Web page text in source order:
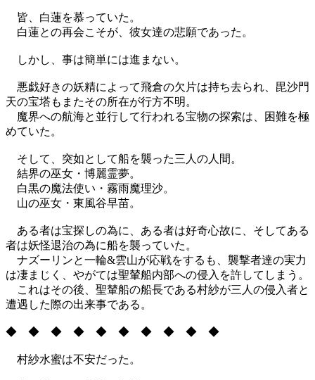
皆、白蓮を慕っていた。
白蓮との再会こそが、彼女達の悲願であった。
しかし、事は簡単には進まない。
悪戯好きの妖精によって飛倉の欠片は持ち去られ、毘沙門
天の宝塔もまたその所在が行方不明。
魔界への航海と並行して行われる宝物の探索は、困難を極
めていた。
そして、突如として船を襲った三人の人間。
結界の巫女・博麗霊夢。
白黒の魔法使い・霧雨魔理沙。
山の巫女・東風谷早苗。
ある者は宝探しの為に、ある者は好奇心故に、そしてある
者は妖怪退治の為に船を襲っていた。
ナズーリンと一輪&雲山が応戦をするも、襲撃者達の実力
は凄まじく、やがては聖輦船内部への侵入を許してしまう。
これはその後、聖輦船の船長である村紗が三人の侵入者と
遭遇した際の出来事である。
◆ ◆ ◆ ◆ ◆ ◆ ◆ ◆ ◆ ◆
村紗水蜜は不安だった。